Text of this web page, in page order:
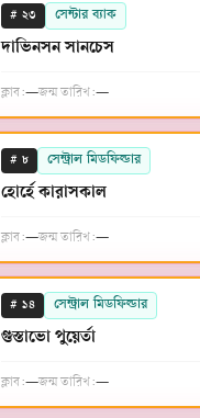
# ২৩ সেন্টার ব্যাক
দাভিনসন সানচেস
ক্লাব:—জন্ম তারিখ:—
# ৮ সেন্ট্রাল মিডফিল্ডার
হোর্হে কারাসকাল
ক্লাব:—জন্ম তারিখ:—
# ১৪ সেন্ট্রাল মিডফিল্ডার
গুস্তাভো পুয়ের্তা
ক্লাব:—জন্ম তারিখ:—